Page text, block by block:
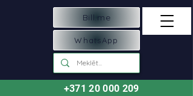
+371 20 000 209
Bill.me
WhatsApp